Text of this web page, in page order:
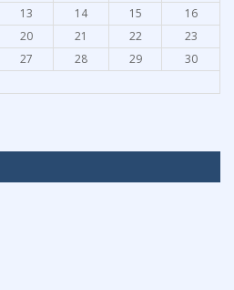
13 14 15
16
20 21 22
23
27 28 29
30